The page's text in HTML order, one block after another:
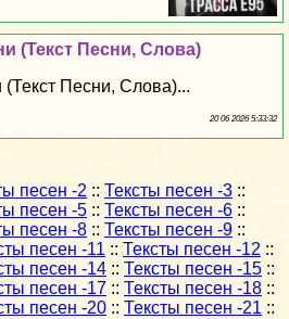
(Текст Песни, Слова)
Песни, Слова)...
20 06 2026 5:33:32
песен -2 :: Тексты песен -3 ::
песен -5 :: Тексты песен -6 ::
песен -8 :: Тексты песен -9 ::
песен -11 :: Тексты песен -12 ::
песен -14 :: Тексты песен -15 ::
песен -17 :: Тексты песен -18 ::
песен -20 :: Тексты песен -21 ::